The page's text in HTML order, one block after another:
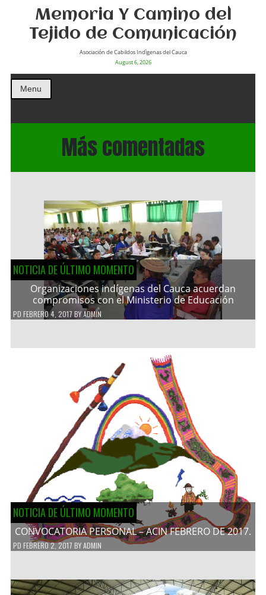
Memoria Y Camino del
Tejido de Comunicación
Asociación de Cabildos Indìgenas del Cauca
August 6, 2026
Menu
Más comentadas
NOTICIA DE ÚLTIMO MOMENTO
Organizaciones indígenas del Cauca acuerdan
compromisos con el Ministerio de Educación
PD FEBRERO 4, 2017 BYADMIN
NOTICIA DE ÚLTIMO MOMENTO
CONVOCATORIA PERSONAL – ACIN FEBRERO DE 2017.
PD FEBRERO 2, 2017 BYADMIN